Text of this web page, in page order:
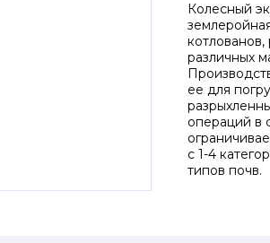
Колесный
котлованов,
различных
ее для
операций в
с 1-4
типов почв.